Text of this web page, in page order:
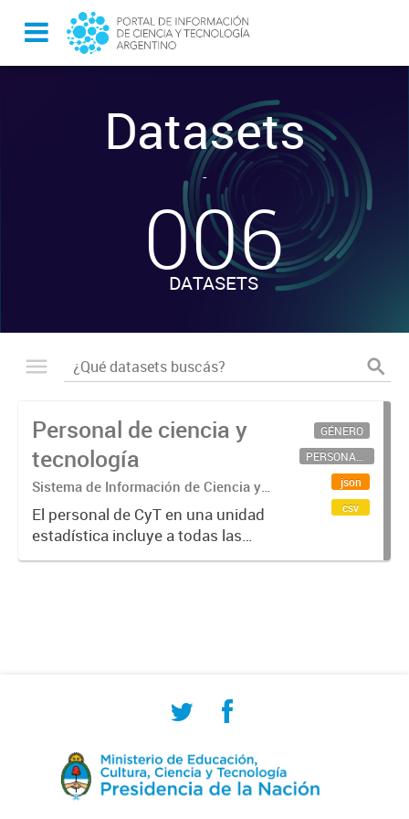
Datasets
-
006
DATASETS
Personal de ciencia y
tecnología
Sistema de Información de Ciencia y
Tecnología Argentino (SICYTAR)
El personal de CyT en una unidad
estadística incluye a todas las
personas involucradas
GÉNERO
PERSONAL CIENTÍFICO-TECNOLÓGICO
json
csv